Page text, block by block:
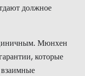
должное
Мюнхен
которые
взаимные